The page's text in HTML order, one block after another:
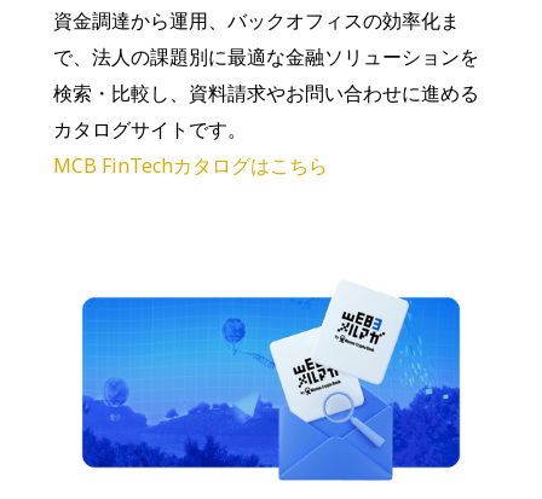
資金調達から運用、バックオフィスの効率化ま
で、法人の課題別に最適な金融ソリューションを
検索・比較し、資料請求やお問い合わせに進める
カタログサイトです。
MCB FinTechカタログはこちら